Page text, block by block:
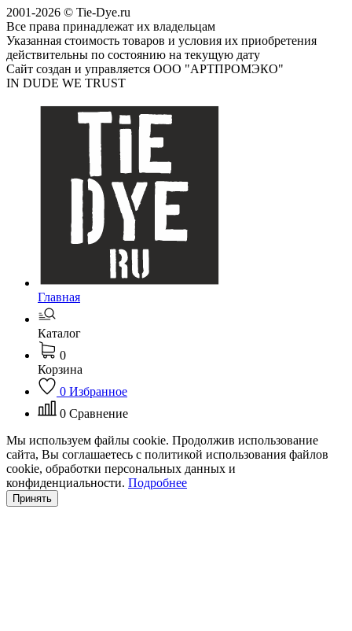
2001-2026 © Tie-Dye.ru
Все права принадлежат их владельцам
Указанная стоимость товаров и условия их приобретения
действительны по состоянию на текущую дату
Сайт создан и управляется ООО "АРТПРОМЭКО"
IN DUDE WE TRUST
Главная
Каталог
0
Корзина
0 Избранное
0 Сравнение
Мы используем файлы cookie. Продолжив использование
сайта, Вы соглашаетесь с политикой использования файлов
cookie, обработки персональных данных и
конфиденциальности. Подробнее
Принять